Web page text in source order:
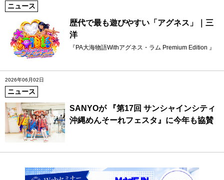
ニュース
歴代で最も遊びやすい「アグネス」｜三
洋
『PA大海物語Withアグネス・ラム Premium Edition 』
2026年06月02日
ニュース
SANYOが 『第17回 サンシャインシティ
沖縄めんそーれフェスタ』に今年も協賛